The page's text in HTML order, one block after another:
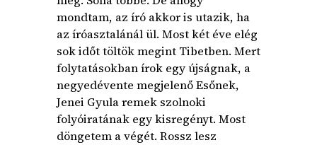
mondtam, az író akkor is utazik, ha
az íróasztalánál ül. Most két éve elég
sok időt töltök megint Tibetben. Mert
folytatásokban írok egy újságnak, a
negyedévente megjelenő Esőnek,
Jenei Gyula remek szolnoki
folyóiratának egy kisregényt. Most
döngetem a végét. Rossz lesz